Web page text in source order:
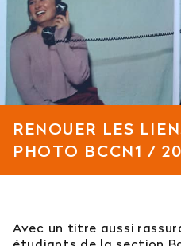
ENTREPRISE
NOS RÉSULTATS
RENOUER LES
PHOTO BCCN1 /
Avec un titre aussi
Avez-vous des journées
Quelle est la différence
une licence ?
Est-il possible d’intégrer
année ?